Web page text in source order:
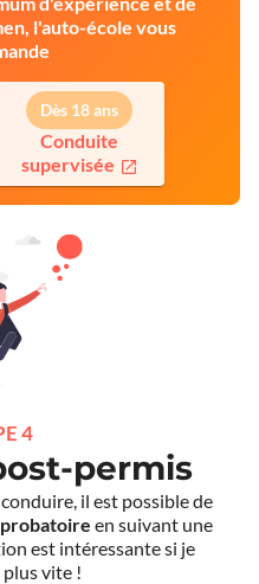
l'auto-école vous
Dès 18 ans
Conduite
supervisée
4
permis
il est possible de
en suivant une
est intéressante si je
vite !